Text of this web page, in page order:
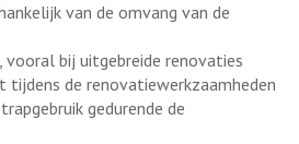
van de omvang van de
vooral bij uitgebreide renovaties
tijdens de renovatiewerkzaamheden
gedurende de